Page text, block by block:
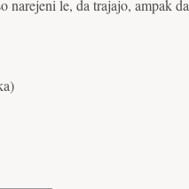
narejeni le, da trajajo, ampak da